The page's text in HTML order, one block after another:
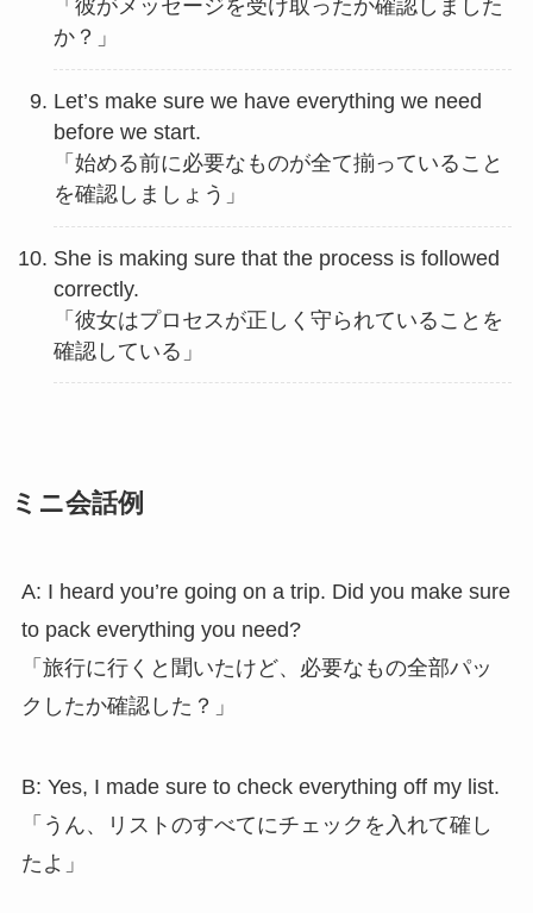
「彼がメッセージを受け取ったか確認しました
か？」
Let’s make sure we have everything we need
before we start.
「始める前に必要なものが全て揃っていること
を確認しましょう」
She is making sure that the process is followed
correctly.
「彼女はプロセスが正しく守られていることを
確認している」
ミニ会話例
A: I heard you’re going on a trip. Did you make sure
to pack everything you need?
「旅行に行くと聞いたけど、必要なもの全部パッ
クしたか確認した？」
B: Yes, I made sure to check everything off my list.
「うん、リストのすべてにチェックを入れて確し
たよ」